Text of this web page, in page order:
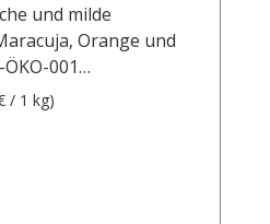
und milde
Orange und
001
(Apfel*,
/ 1 kg)